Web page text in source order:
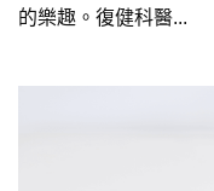
的樂趣。復健科醫...